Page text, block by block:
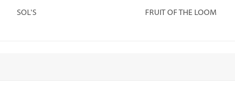
SOL'S FRUIT OF THE LOOM